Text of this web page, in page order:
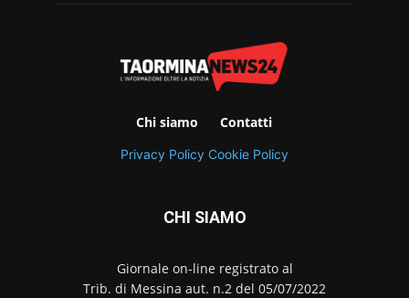
Chi siamo Contatti
Privacy Policy Cookie Policy
CHI SIAMO
Giornale on-line registrato al
Trib. di Messina aut. n.2 del 05/07/2022